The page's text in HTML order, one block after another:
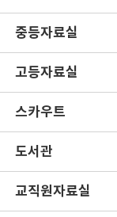
중등자료실
고등자료실
스카우트
도서관
교직원자료실